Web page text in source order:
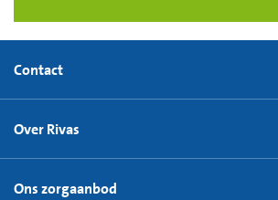
Contact
Over Rivas
Ons zorgaanbod